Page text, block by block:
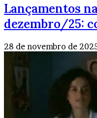
Lançamentos
dezembro/25:
28 de novembro de